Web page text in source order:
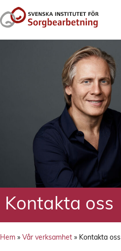
Kontakta oss
Hem » Vår verksamhet » Kontakta oss